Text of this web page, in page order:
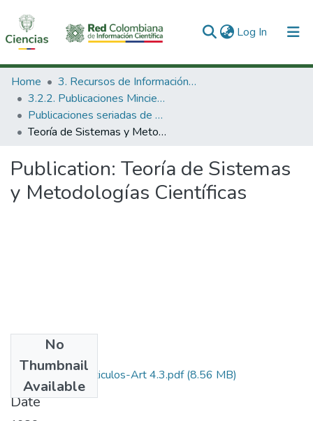
Log In (current)
Communities & Collections
All of DSpace
Statistics
Home
3. Recursos de Información Científica y Tecnológica
3.2.2. Publicaciones Minciencias
Publicaciones seriadas de Minciencias
Teoría de Sistemas y Metodologías Científicas
Publication: Teoría de Sistemas
y Metodologías Científicas
No
Thumbnail
Available
1980-V4-N4-Articulos-Art 4.3.pdf(8.56 MB)
Date